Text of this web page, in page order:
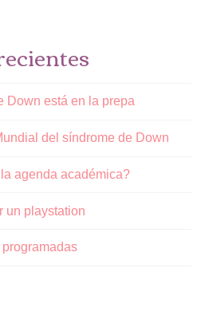
Down está en la prepa
del síndrome de Down
agenda académica?
un playstation